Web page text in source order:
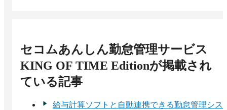
セコムあんしん勤怠管理サービス
KING OF TIME Editionが掲載され
ている記事
給与計算ソフトと自動連携できる勤怠管理シス